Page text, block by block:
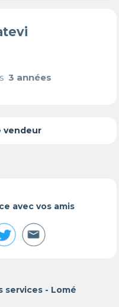
3 années
vendeur
avec vos amis
- Lomé